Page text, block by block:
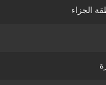
الجزاء